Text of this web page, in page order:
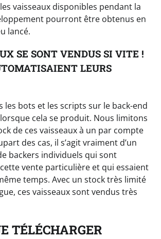
vaisseaux disponibles pendant la
pourront être obtenus en
lancé.
SE SONT VENDUS SI VITE !
LEURS
les bots et les scripts sur le back-end
cela se produit. Nous limitons
de ces vaisseaux à un par compte
des cas, il s’agit vraiment d’un
backers individuels qui sont
vente particulière et qui essaient
temps. Avec un stock très limité
ces vaisseaux sont vendus très
TÉLÉCHARGER